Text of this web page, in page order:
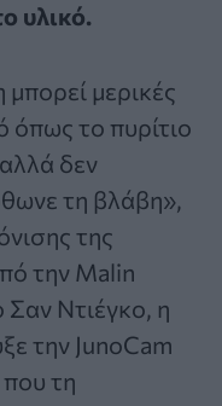
υλικό.
μερικές
όπως το πυρίτιο
δεν
τη βλάβη»,
της
την Malin
Ντιέγκο, η
την JunoCam
που τη